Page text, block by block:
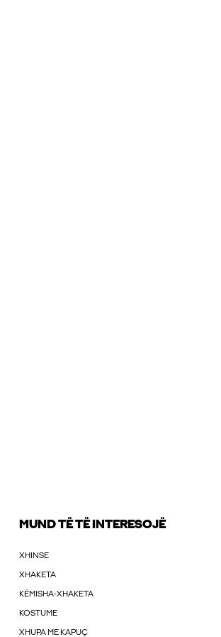
MUND TË TË INTERESOJË
XHINSE
XHAKETA
KËMISHA-XHAKETA
KOSTUME
XHUPA ME KAPUÇ